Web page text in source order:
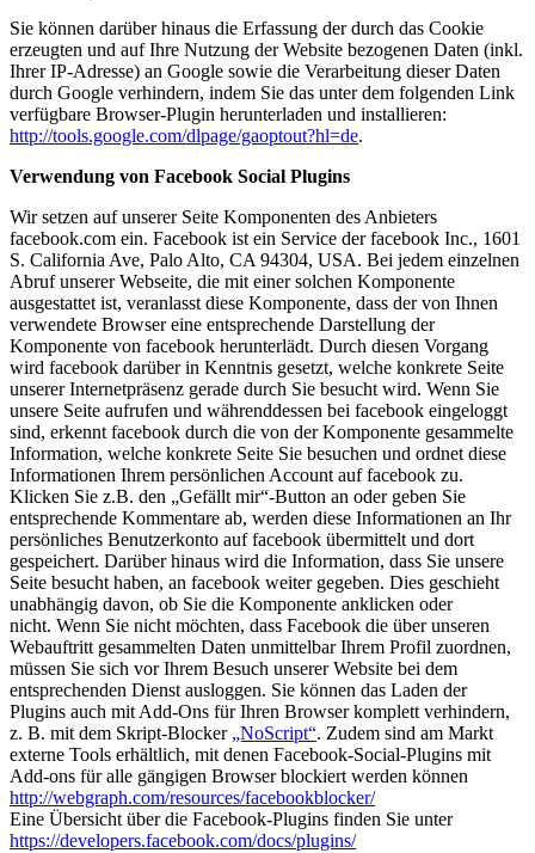
Sie können darüber hinaus die Erfassung der durch das Cookie
erzeugten und auf Ihre Nutzung der Website bezogenen Daten (inkl.
Ihrer IP-Adresse) an Google sowie die Verarbeitung dieser Daten
durch Google verhindern, indem Sie das unter dem folgenden Link
verfügbare Browser-Plugin herunterladen und installieren:
http://tools.google.com/dlpage/gaoptout?hl=de.
Verwendung von Facebook Social Plugins
Wir setzen auf unserer Seite Komponenten des Anbieters
facebook.com ein. Facebook ist ein Service der facebook Inc., 1601
S. California Ave, Palo Alto, CA 94304, USA. Bei jedem einzelnen
Abruf unserer Webseite, die mit einer solchen Komponente
ausgestattet ist, veranlasst diese Komponente, dass der von Ihnen
verwendete Browser eine entsprechende Darstellung der
Komponente von facebook herunterlädt. Durch diesen Vorgang
wird facebook darüber in Kenntnis gesetzt, welche konkrete Seite
unserer Internetpräsenz gerade durch Sie besucht wird. Wenn Sie
unsere Seite aufrufen und währenddessen bei facebook eingeloggt
sind, erkennt facebook durch die von der Komponente gesammelte
Information, welche konkrete Seite Sie besuchen und ordnet diese
Informationen Ihrem persönlichen Account auf facebook zu.
Klicken Sie z.B. den „Gefällt mir“-Button an oder geben Sie
entsprechende Kommentare ab, werden diese Informationen an Ihr
persönliches Benutzerkonto auf facebook übermittelt und dort
gespeichert. Darüber hinaus wird die Information, dass Sie unsere
Seite besucht haben, an facebook weiter gegeben. Dies geschieht
unabhängig davon, ob Sie die Komponente anklicken oder
nicht. Wenn Sie nicht möchten, dass Facebook die über unseren
Webauftritt gesammelten Daten unmittelbar Ihrem Profil zuordnen,
müssen Sie sich vor Ihrem Besuch unserer Website bei dem
entsprechenden Dienst ausloggen. Sie können das Laden der
Plugins auch mit Add-Ons für Ihren Browser komplett verhindern,
z. B. mit dem Skript-Blocker „NoScript“. Zudem sind am Markt
externe Tools erhältlich, mit denen Facebook-Social-Plugins mit
Add-ons für alle gängigen Browser blockiert werden können
http://webgraph.com/resources/facebookblocker/
Eine Übersicht über die Facebook-Plugins finden Sie unter
https://developers.facebook.com/docs/plugins/